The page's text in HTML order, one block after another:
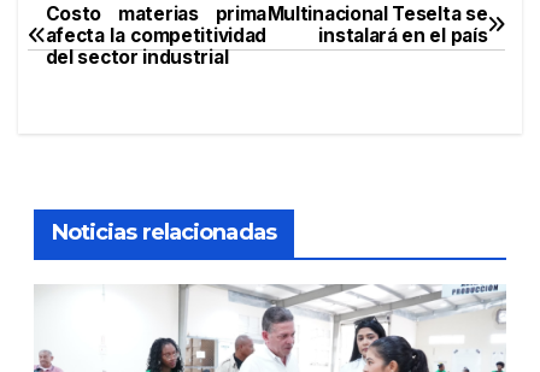
Navegación
de
Multinacional Teselta se
instalará en el país
Costo materias prima
afecta la competitividad
del sector industrial
Noticias relacionadas